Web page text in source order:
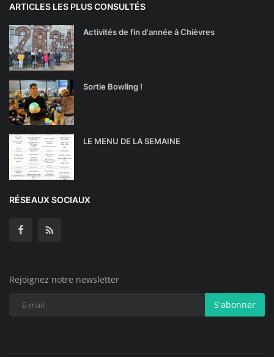
ARTICLES LES PLUS CONSULTÉS
Activités de fin d'année à Chièvres
Sortie Bowling !
LE MENU DE LA SEMAINE
RÉSEAUX SOCIAUX
Rejoignez notre newsletter
S'abonner